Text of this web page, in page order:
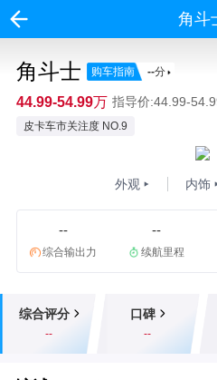
角斗
角斗士 购车指南 --分
44.99-54.99万 指导价:44.99-
皮卡车市关注度 NO.9
外观 内饰
--
综合输出力
--
续航里程
综合评分
--
口碑
--